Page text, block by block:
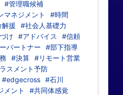
#管理職候補
マネジメント
#時間
援
#社会人基礎力
け #アドバイス
#信頼
パートナー
#部下指導
#決算 #リモート営業
スメント予防
#edgecross #石川
メント
#共同体感覚